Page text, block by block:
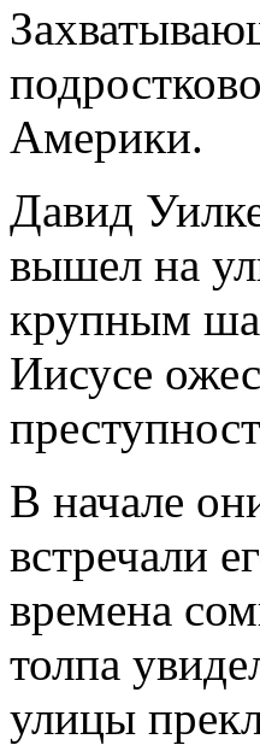
Америки.
Давид
вышел на
крупным
Иисусе
В начале
встречали
времена
толпа
улицы